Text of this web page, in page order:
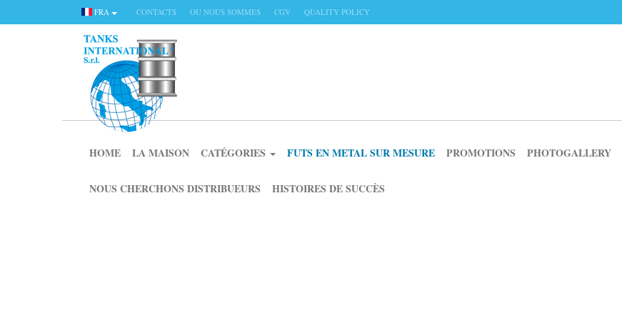
FRA CONTACTS OU NOUS SOMMES CGV QUALITY POLICY
HOME LA MAISON CATÉGORIES FUTS EN METAL SUR MESURE PROMOTIONS PHOTOGALLERY
NOUS CHERCHONS DISTRIBUEURS HISTOIRES DE SUCCÈS